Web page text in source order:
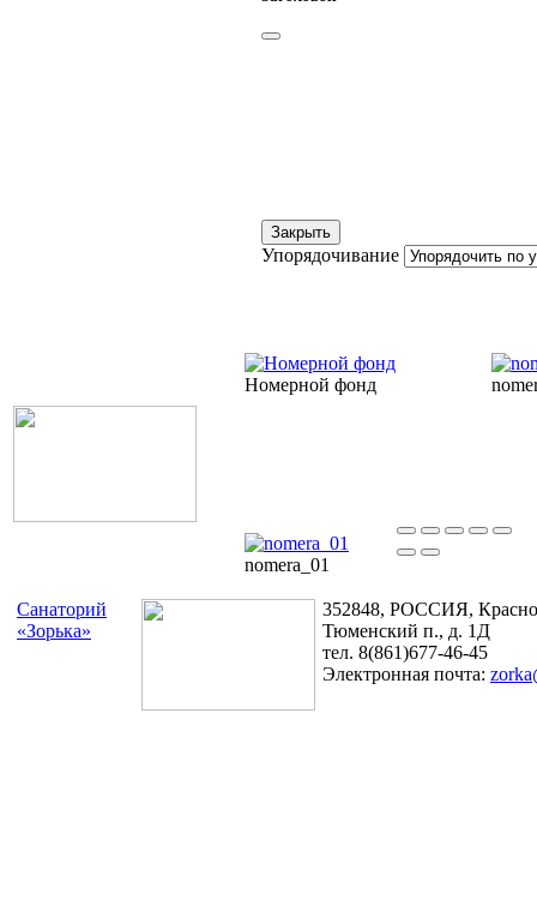
Закрыть
Упорядочивание
Номерной фонд
nomera_01
Санаторий
«Зорька»
352848, РОССИЯ,
Тюменский п., д. 1Д
тел. 8(861)677-46-45
Электронная почта: